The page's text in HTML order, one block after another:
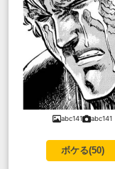
abc141 abc141
ボケる(50)